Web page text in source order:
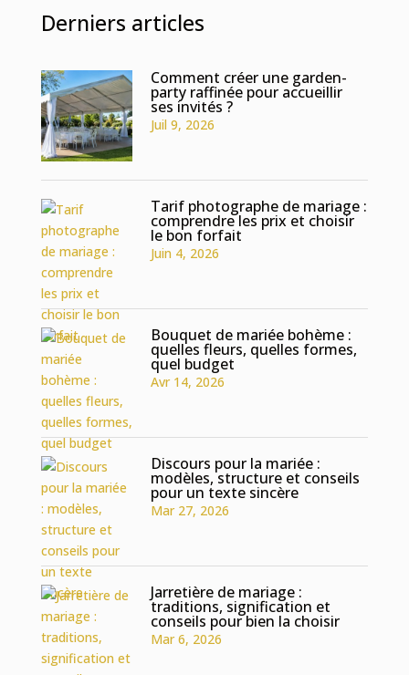
Derniers articles
Comment créer une garden-
party raffinée pour accueillir
ses invités ?
Juil 9, 2026
Tarif photographe de mariage :
comprendre les prix et choisir
le bon forfait
Juin 4, 2026
Bouquet de mariée bohème :
quelles fleurs, quelles formes,
quel budget
Avr 14, 2026
Discours pour la mariée :
modèles, structure et conseils
pour un texte sincère
Mar 27, 2026
Jarretière de mariage :
traditions, signification et
conseils pour bien la choisir
Mar 6, 2026